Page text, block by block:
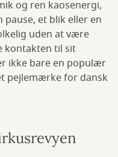
og ren kaosenergi,
pause, et blik eller en
uden at være
kontakten til sit
ikke bare en populær
pejlemærke for dansk